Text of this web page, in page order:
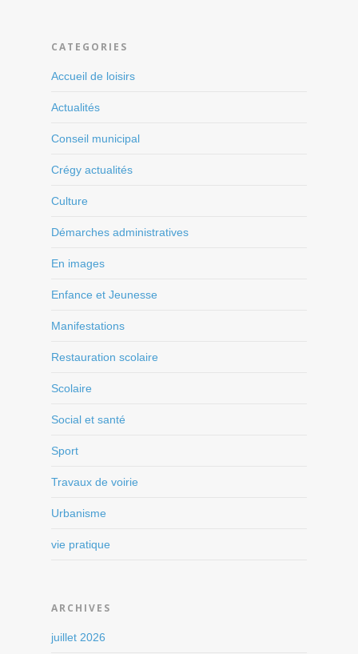
CATEGORIES
Accueil de loisirs
Actualités
Conseil municipal
Crégy actualités
Culture
Démarches administratives
En images
Enfance et Jeunesse
Manifestations
Restauration scolaire
Scolaire
Social et santé
Sport
Travaux de voirie
Urbanisme
vie pratique
ARCHIVES
juillet 2026